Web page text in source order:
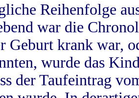
Reihenfolge
war die
Geburt krank war,
wurde das
der Taufeintrag